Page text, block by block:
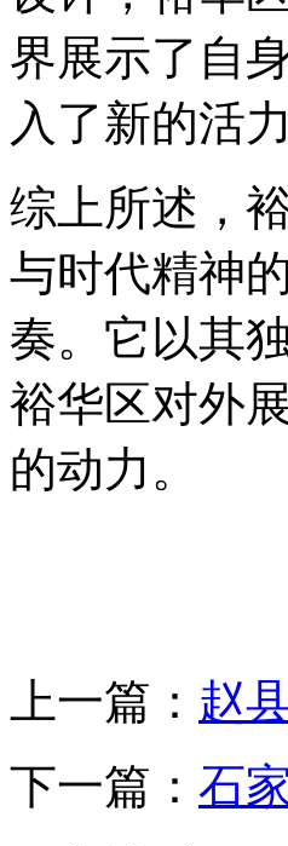
界展示了自
入了新的活力
综上所述，
与时代精神
奏。它以其
裕华区对外
的动力。
上一篇： 赵
下一篇： 石